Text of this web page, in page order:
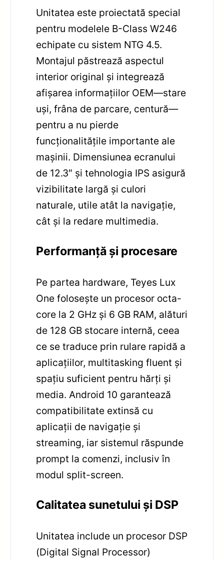
Unitatea este proiectată special
pentru modelele B-Class W246
echipate cu sistem NTG 4.5.
Montajul păstrează aspectul
interior original și integrează
afișarea informațiilor OEM—stare
uși, frâna de parcare, centură—
pentru a nu pierde
funcționalitățile importante ale
mașinii. Dimensiunea ecranului
de 12.3″ și tehnologia IPS asigură
vizibilitate largă și culori
naturale, utile atât la navigație,
cât și la redare multimedia.
Performanță și procesare
Pe partea hardware, Teyes Lux
One folosește un procesor octa-
core la 2 GHz și 6 GB RAM, alături
de 128 GB stocare internă, ceea
ce se traduce prin rulare rapidă a
aplicațiilor, multitasking fluent și
spațiu suficient pentru hărți și
media. Android 10 garantează
compatibilitate extinsă cu
aplicații de navigație și
streaming, iar sistemul răspunde
prompt la comenzi, inclusiv în
modul split-screen.
Calitatea sunetului și DSP
Unitatea include un procesor DSP
(Digital Signal Processor)